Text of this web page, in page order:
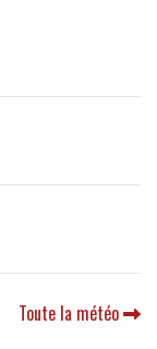
Toute la météo